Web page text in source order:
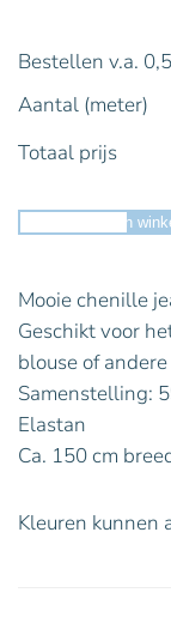
Bestellen v.a.
Aantal (meter)
Totaal prijs
Toevoegen aan
Mooie chenille
Geschikt voor
blouse of
Samenstelling:
Elastan
Ca. 150 cm
Kleuren kunnen